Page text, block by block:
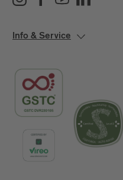
Info & Service